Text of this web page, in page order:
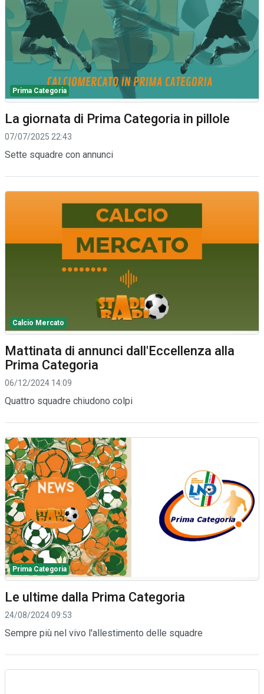
Prima Categoria
La giornata di Prima Categoria in pillole
07/07/2025 22:43
Sette squadre con annunci
Calcio Mercato
Mattinata di annunci dall'Eccellenza alla
Prima Categoria
06/12/2024 14:09
Quattro squadre chiudono colpi
Prima Categoria
Le ultime dalla Prima Categoria
24/08/2024 09:53
Sempre più nel vivo l'allestimento delle squadre